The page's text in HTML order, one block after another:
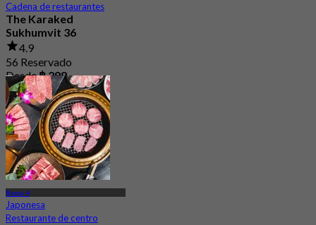
Cadena de restaurantes
The Karaked
Sukhumvit 36
4.9
56 Reservado
Desde฿ 298
Rama 4
Japonesa
Restaurante de centro